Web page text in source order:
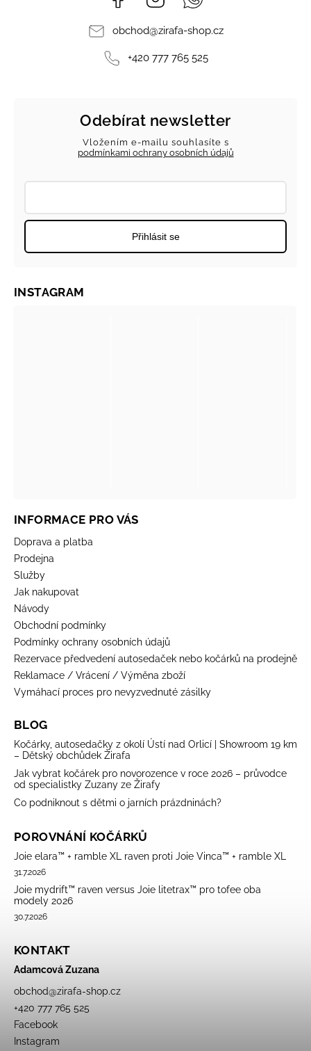
obchod@zirafa-shop.cz
+420 777 765 525
Odebírat newsletter
Vložením e-mailu souhlasíte s
podmínkami ochrany osobních údajů
Přihlásit se
INFORMACE PRO VÁS
Doprava a platba
Prodejna
Služby
Jak nakupovat
Návody
Obchodní podmínky
Podmínky ochrany osobních údajů
Rezervace předvedení autosedaček nebo kočárků na prodejně
Reklamace / Vrácení / Výměna zboží
Vymáhací proces pro nevyzvednuté zásilky
BLOG
Kočárky, autosedačky z okolí Ústí nad Orlicí | Showroom 19 km
– Dětský obchůdek Žirafa
Jak vybrat kočárek pro novorozence v roce 2026 – průvodce
od specialistky Zuzany ze Žirafy
Co podniknout s dětmi o jarních prázdninách?
POROVNÁNÍ KOČÁRKŮ
Joie elara™ + ramble XL raven proti Joie Vinca™ + ramble XL
31.7.2026
Joie mydrift™ raven versus Joie litetrax™ pro tofee oba
modely 2026
30.7.2026
KONTAKT
Adamcová Zuzana
obchod@zirafa-shop.cz
+420 777 765 525
Facebook
Instagram
INSTAGRAM